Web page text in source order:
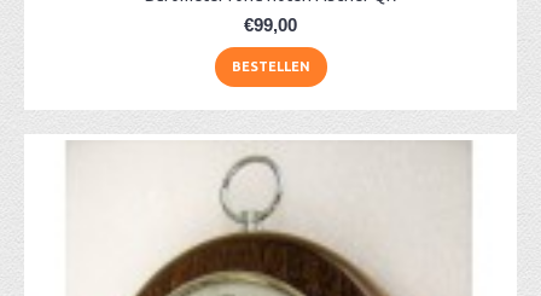
€99,00
BESTELLEN